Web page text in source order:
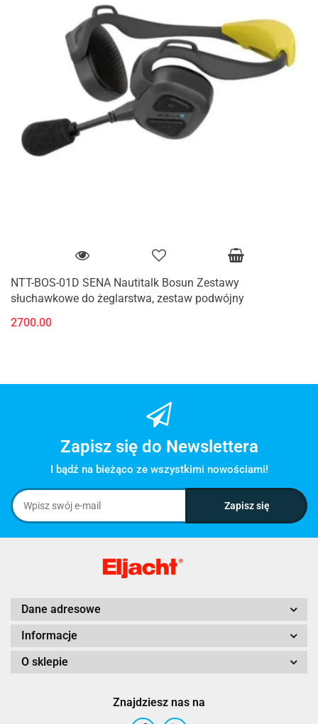
NTT-BOS-01D SENA Nautitalk Bosun Zestawy
słuchawkowe do żeglarstwa, zestaw podwójny
2700.00
Zapisz się do Newslettera
I bądź na bieżąco ze wszystkimi nowościami!
Dane adresowe
Informacje
O sklepie
Znajdziesz nas na